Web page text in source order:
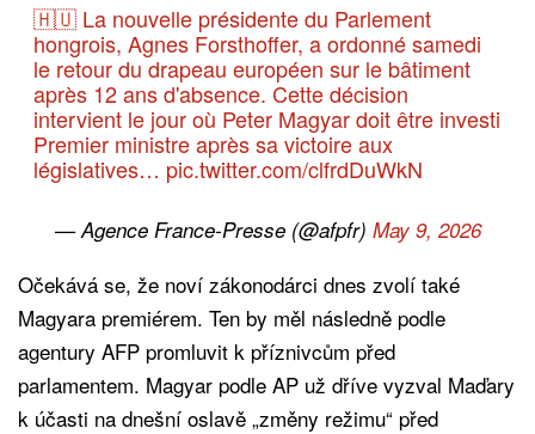
🇭🇺 La nouvelle présidente du Parlement
hongrois, Agnes Forsthoffer, a ordonné samedi
le retour du drapeau européen sur le bâtiment
après 12 ans d'absence. Cette décision
intervient le jour où Peter Magyar doit être investi
Premier ministre après sa victoire aux
législatives… pic.twitter.com/clfrdDuWkN
— Agence France-Presse (@afpfr) May 9, 2026
Očekává se, že noví zákonodárci dnes zvolí také
Magyara premiérem. Ten by měl následně podle
agentury AFP promluvit k příznivcům před
parlamentem. Magyar podle AP už dříve vyzval Maďary
k účasti na dnešní oslavě „změny režimu“ před